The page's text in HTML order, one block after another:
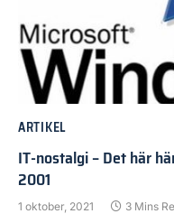
ARTIKEL
IT-nostalgi – Det här
2001
1 oktober, 2021 3 Mins